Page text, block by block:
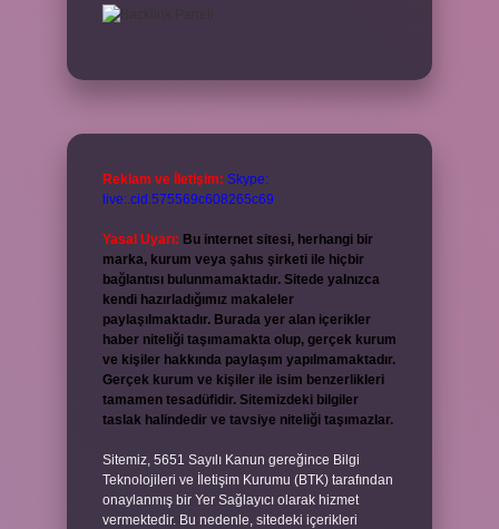
Reklam ve İletişim: Skype:
live:.cid.575569c608265c69
Yasal Uyarı: Bu internet sitesi, herhangi bir
marka, kurum veya şahıs şirketi ile hiçbir
bağlantısı bulunmamaktadır. Sitede yalnızca
kendi hazırladığımız makaleler
paylaşılmaktadır. Burada yer alan içerikler
haber niteliği taşımamakta olup, gerçek kurum
ve kişiler hakkında paylaşım yapılmamaktadır.
Gerçek kurum ve kişiler ile isim benzerlikleri
tamamen tesadüfidir. Sitemizdeki bilgiler
taslak halindedir ve tavsiye niteliği taşımazlar.
Sitemiz, 5651 Sayılı Kanun gereğince Bilgi
Teknolojileri ve İletişim Kurumu (BTK) tarafından
onaylanmış bir Yer Sağlayıcı olarak hizmet
vermektedir. Bu nedenle, sitedeki içerikleri